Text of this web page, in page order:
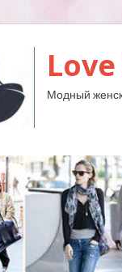
Модный